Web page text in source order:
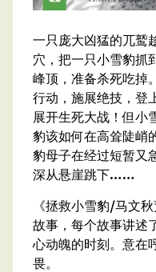
一只庞大凶猛的兀鹫
穴，把一只小雪豹抓
峰顶，准备杀死吃掉
行动，施展绝技，登
展开生死大战！但小
豹该如何在高耸陡峭
豹母子在经过短暂又
深从悬崖跳下……
《拯救小雪豹/马文
故事，每个故事讲述
心动魄的时刻。意在
畏。